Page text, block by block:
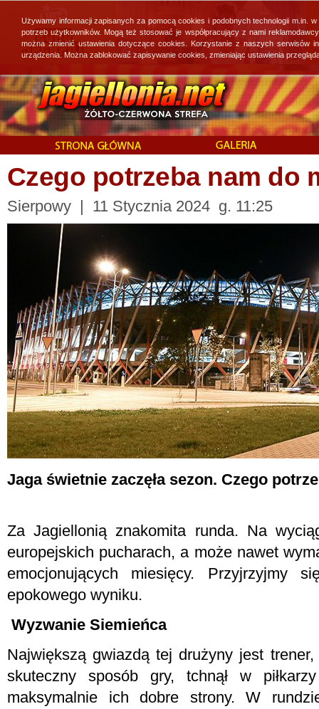
Czego potrzeba nam do
Sierpowy | 11 Stycznia 2024 g. 11:25
Jaga świetnie zaczęła sezon. Czego
Za Jagiellonią znakomita runda. Na
europejskich pucharach, a może nawet
emocjonujących miesięcy. Przyjrzyjmy
epokowego wyniku.
Wyzwanie Siemieńca
Największą gwiazdą tej drużyny jest
skuteczny sposób gry, tchnął w
maksymalnie ich dobre strony. W
Używamy informacji zapisanych za pomocą cookies i podobnych technologii
potrzeb użytkowników. Mogą też stosować je współpracujący z nami
można zmienić ustawienia dotyczące cookies. Korzystanie z naszych
urządzenia. Można zablokować zapisywanie cookies, zmieniając ustawienia